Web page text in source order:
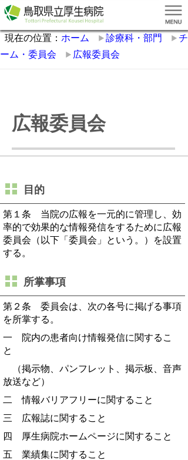
現在の位置： ホーム 診療科・部門
チ
ーム・委員会
広報委員会
広報委員会
目的
第１条 当院の広報を一元的に管理し、効
率的で効果的な情報発信をするために広報
委員会（以下「委員会」という。）を設置
する。
所掌事項
第２条 委員会は、次の各号に掲げる事項
を所掌する。
一 院内の患者向け情報発信に関するこ
と
（掲示物、パンフレット、掲示板、音声
放送など）
二 情報バリアフリーに関すること
三 広報誌に関すること
四 厚生病院ホームページに関すること
五 業績集に関すること